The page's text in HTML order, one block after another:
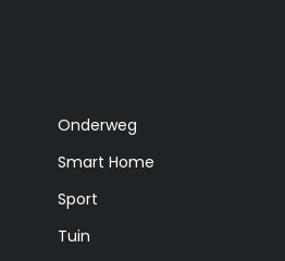
Onderweg
Smart Home
Sport
Tuin